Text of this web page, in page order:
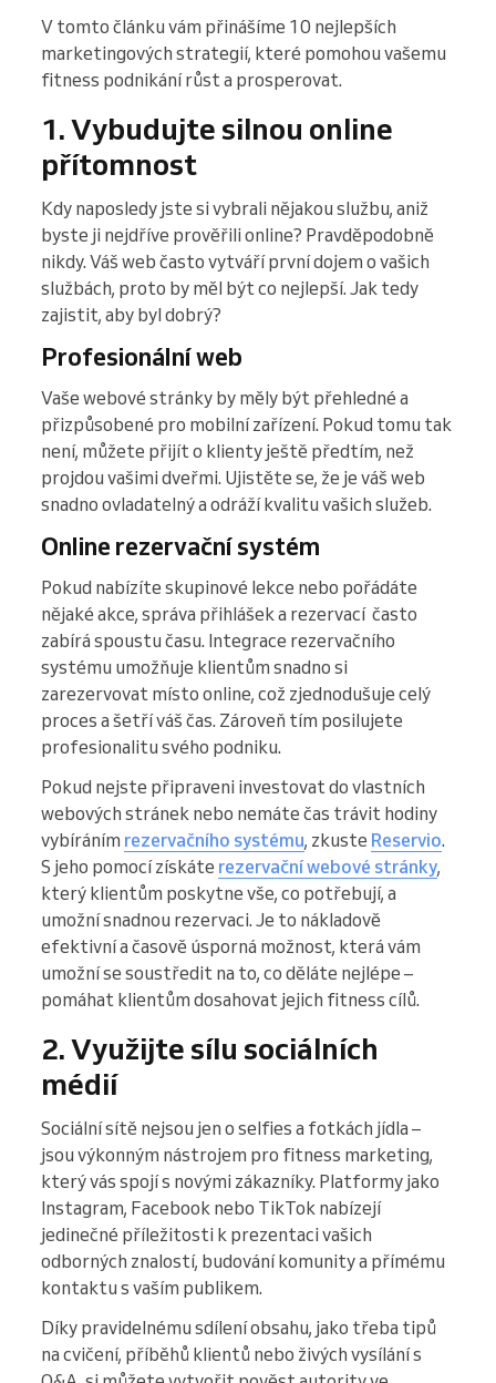
V tomto článku vám přinášíme 10 nejlepších
marketingových strategií, které pomohou vašemu
fitness podnikání růst a prosperovat.
1. Vybudujte silnou online
přítomnost
Kdy naposledy jste si vybrali nějakou službu, aniž
byste ji nejdříve prověřili online? Pravděpodobně
nikdy. Váš web často vytváří první dojem o vašich
službách, proto by měl být co nejlepší. Jak tedy
zajistit, aby byl dobrý?
Profesionální web
Vaše webové stránky by měly být přehledné a
přizpůsobené pro mobilní zařízení. Pokud tomu tak
není, můžete přijít o klienty ještě předtím, než
projdou vašimi dveřmi. Ujistěte se, že je váš web
snadno ovladatelný a odráží kvalitu vašich služeb.
Online rezervační systém
Pokud nabízíte skupinové lekce nebo pořádáte
nějaké akce, správa přihlášek a rezervací často
zabírá spoustu času. Integrace rezervačního
systému umožňuje klientům snadno si
zarezervovat místo online, což zjednodušuje celý
proces a šetří váš čas. Zároveň tím posilujete
profesionalitu svého podniku.
Pokud nejste připraveni investovat do vlastních
webových stránek nebo nemáte čas trávit hodiny
vybíráním rezervačního systému, zkuste Reservio.
S jeho pomocí získáte rezervační webové stránky,
který klientům poskytne vše, co potřebují, a
umožní snadnou rezervaci. Je to nákladově
efektivní a časově úsporná možnost, která vám
umožní se soustředit na to, co děláte nejlépe –
pomáhat klientům dosahovat jejich fitness cílů.
2. Využijte sílu sociálních
médií
Sociální sítě nejsou jen o selfies a fotkách jídla –
jsou výkonným nástrojem pro fitness marketing,
který vás spojí s novými zákazníky. Platformy jako
Instagram, Facebook nebo TikTok nabízejí
jedinečné příležitosti k prezentaci vašich
odborných znalostí, budování komunity a přímému
kontaktu s vaším publikem.
Díky pravidelnému sdílení obsahu, jako třeba tipů
na cvičení, příběhů klientů nebo živých vysílání s